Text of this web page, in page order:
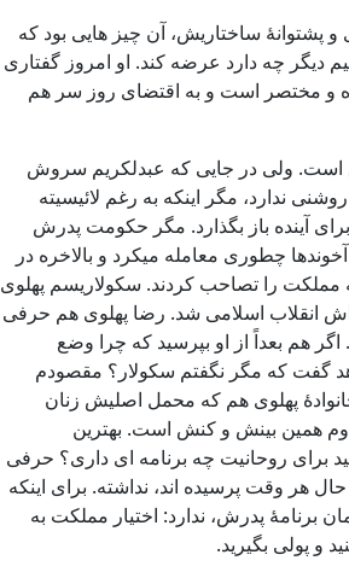
پشتوانۀ ساختاریش، آن چیز هایی بود که
دیگر چه دارد عرضه کند. او امروز گفتاری
و مختصر است و به اقتضای روز سر هم
ولی در جایی که عبدلکریم سروش
ندارد، مگر اینکه به رغم لائیسیته
آینده باز بگذارد. مگر حکومت پدرش
چطوری معامله میکرد و بالاخره در
مملکت را تصاحب کردند. سکولاریسم پهلوی
اش انقلاب اسلامی شد. رضا پهلوی هم حرفی
اگر هم بعداً از او بپرسید که چرا وضع
گفت که مگر نگفتم سکولار؟ مقصودم
پهلوی هم که محمل اصلیش زنان
همین بینش و کنش است. بهترین
برای روحانیت چه برنامه ای داری؟ حرفی
هر وقت پرسیده اند، نداشته. برای اینکه
برنامۀ پدرش، ندارد: اختیار مملکت به
و پولی بگیرید.